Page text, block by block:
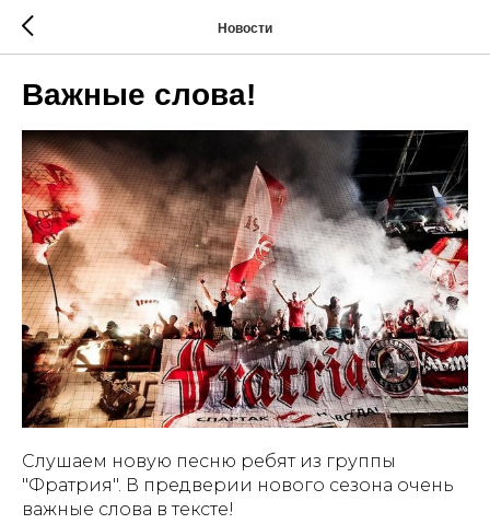
Новости
Важные слова!
Слушаем новую песню ребят из группы
"Фратрия". В предверии нового сезона очень
важные слова в тексте!